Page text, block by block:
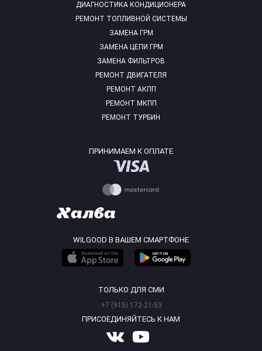
ДИАГНОСТИКА КОНДИЦИОНЕРА
РЕМОНТ ТОПЛИВНОЙ СИСТЕМЫ
ЗАМЕНА ГРМ
ЗАМЕНА ЦЕПИ ГРМ
ЗАМЕНА ФИЛЬТРОВ
РЕМОНТ ДВИГАТЕЛЯ
РЕМОНТ АКПП
РЕМОНТ МКПП
РЕМОНТ ТУРБИН
ПРИНИМАЕМ К ОПЛАТЕ
WILGOOD В ВАШЕМ СМАРТФОНЕ
ТОЛЬКО ДЛЯ СМИ
+7 (915) 172-21-53
ПРИСОЕДИНЯЙТЕСЬ К НАМ